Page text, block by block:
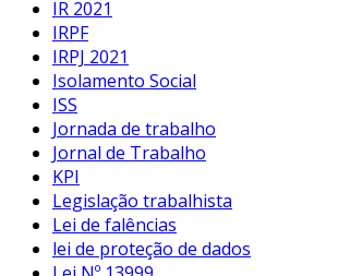
IR 2021
IRPF
IRPJ 2021
Isolamento Social
ISS
Jornada de trabalho
Jornal de Trabalho
KPI
Legislação trabalhista
Lei de falências
lei de proteção de dados